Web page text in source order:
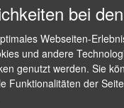
bei
Webseiten-
und andere
genutzt werden. Sie
Funktionalitäten der